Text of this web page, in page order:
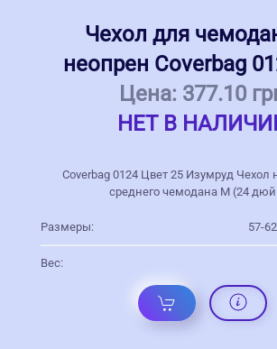
Чехол для
неопрен Coverbag
Цена: 377.10
НЕТ В
Coverbag 0124 Цвет 25 Изумруд Чехол
среднего чемодана M (24
Размеры: 57-
Вес: